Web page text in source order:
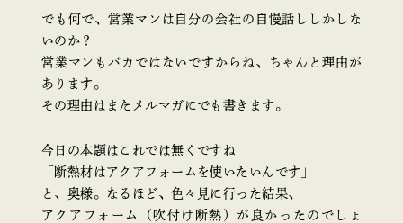
でも何で、営業マンは自分の会社の自慢話ししかしな
いのか？
営業マンもバカではないですからね、ちゃんと理由が
あります。
その理由はまたメルマガにでも書きます。
今日の本題はこれでは無くですね
「断熱材はアクアフォームを使いたいんです」
と、奥様。なるほど、色々見に行った結果、
アクアフォーム（吹付け断熱）が良かったのでしょ